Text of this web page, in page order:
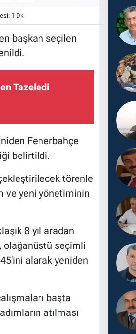
1 Dk
başkan seçilen
Tazeledi
Fenerbahçe
belirtildi.
törenle
ve yeni yönetiminin
8 yıl aradan
olağanüstü seçimli
alarak yeniden
başta
atılması